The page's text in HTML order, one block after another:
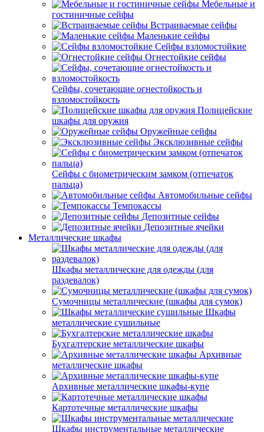
Мебельные и
гостиничные сейфы
Встраиваемые сейфы
Маленькие сейфы
Сейфы взломостойкие
Огнестойкие сейфы
Сейфы, сочетающие огнестойкость и
взломостойкость
Полицейские
шкафы для оружия
Оружейные сейфы
Эксклюзивные сейфы
Сейфы с биометрическим замком (отпечаток
пальца)
Автомобильные сейфы
Темпокассы
Депозитные сейфы
Депозитные ячейки
Металлические шкафы
Шкафы металлические для одежды (для
раздевалок)
Сумочницы металлические (шкафы для сумок)
Шкафы
металлические сушильные
Бухгалтерские металлические шкафы
Архивные
металлические шкафы
Архивные металлические шкафы-купе
Картотечные металлические шкафы
Шкафы инструментальные металлические